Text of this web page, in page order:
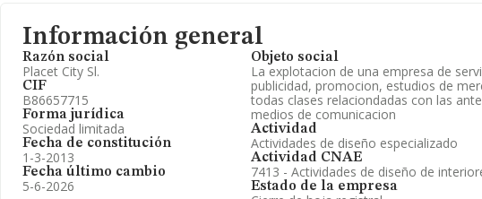
Información general
Razón social
Placet City Sl.
CIF
B86657715
Forma jurídica
Sociedad limitada
Fecha de constitución
1-3-2013
Fecha último cambio
5-6-2026
Objeto social
La explotacion de una empresa de
publicidad, promocion, estudios de
todas clases relaciondadas con las
medios de comunicacion
Actividad
Actividades de diseño especializado
Actividad CNAE
7413 - Actividades de diseño de
Estado de la empresa